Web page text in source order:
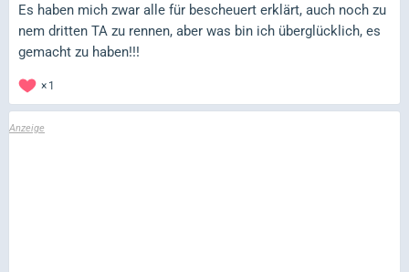
Es haben mich zwar alle für bescheuert erklärt, auch noch zu
nem dritten TA zu rennen, aber was bin ich überglücklich, es
gemacht zu haben!!!
1